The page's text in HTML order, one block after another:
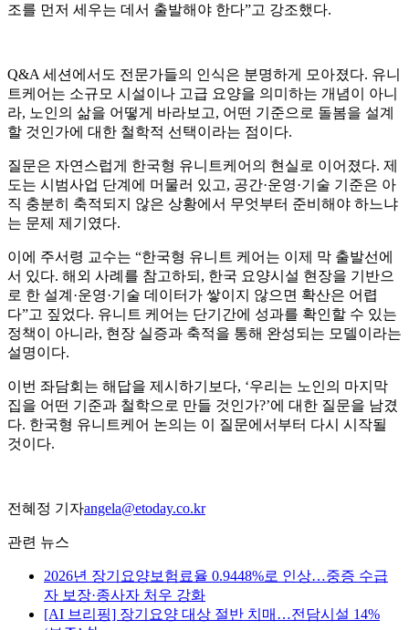
조를 먼저 세우는 데서 출발해야 한다”고 강조했다.
Q&A 세션에서도 전문가들의 인식은 분명하게 모아졌다. 유니
트케어는 소규모 시설이나 고급 요양을 의미하는 개념이 아니
라, 노인의 삶을 어떻게 바라보고, 어떤 기준으로 돌봄을 설계
할 것인가에 대한 철학적 선택이라는 점이다.
질문은 자연스럽게 한국형 유니트케어의 현실로 이어졌다. 제
도는 시범사업 단계에 머물러 있고, 공간·운영·기술 기준은 아
직 충분히 축적되지 않은 상황에서 무엇부터 준비해야 하느냐
는 문제 제기였다.
이에 주서령 교수는 “한국형 유니트 케어는 이제 막 출발선에
서 있다. 해외 사례를 참고하되, 한국 요양시설 현장을 기반으
로 한 설계·운영·기술 데이터가 쌓이지 않으면 확산은 어렵
다”고 짚었다. 유니트 케어는 단기간에 성과를 확인할 수 있는
정책이 아니라, 현장 실증과 축적을 통해 완성되는 모델이라는
설명이다.
이번 좌담회는 해답을 제시하기보다, ‘우리는 노인의 마지막
집을 어떤 기준과 철학으로 만들 것인가?’에 대한 질문을 남겼
다. 한국형 유니트케어 논의는 이 질문에서부터 다시 시작될
것이다.
전혜정 기자angela@etoday.co.kr
관련 뉴스
2026년 장기요양보험료율 0.9448%로 인상…중증 수급
자 보장·종사자 처우 강화
[AI 브리핑] 장기요양 대상 절반 치매…전담시설 14%